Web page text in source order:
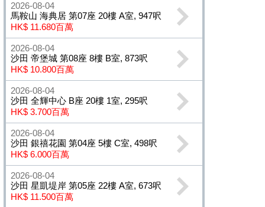
2026-08-04
馬鞍山 海典居 第07座 20樓 A室, 947呎
HK$ 11.680百萬
2026-08-04
沙田 帝堡城 第08座 8樓 B室, 873呎
HK$ 10.800百萬
2026-08-04
沙田 全輝中心 B座 20樓 1室, 295呎
HK$ 3.700百萬
2026-08-04
沙田 銀禧花園 第04座 5樓 C室, 498呎
HK$ 6.000百萬
2026-08-04
沙田 星凱堤岸 第05座 22樓 A室, 673呎
HK$ 11.500百萬